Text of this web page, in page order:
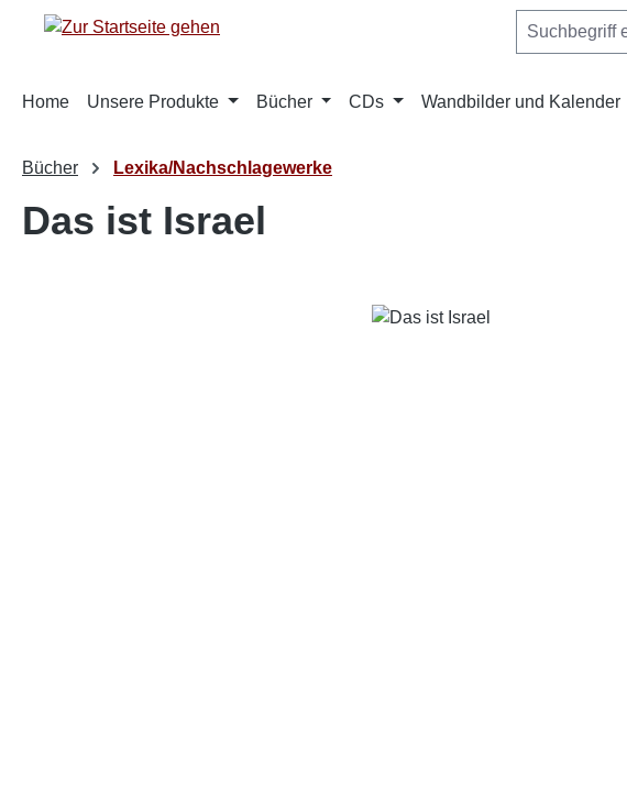
Hauptinhalt springen
Zur Suche springen
Zur Hauptnavigation springen
Home Unsere Produkte Bücher CDs Wandbilder und Kalender
Bücher Lexika/Nachschlagewerke
Das ist Israel